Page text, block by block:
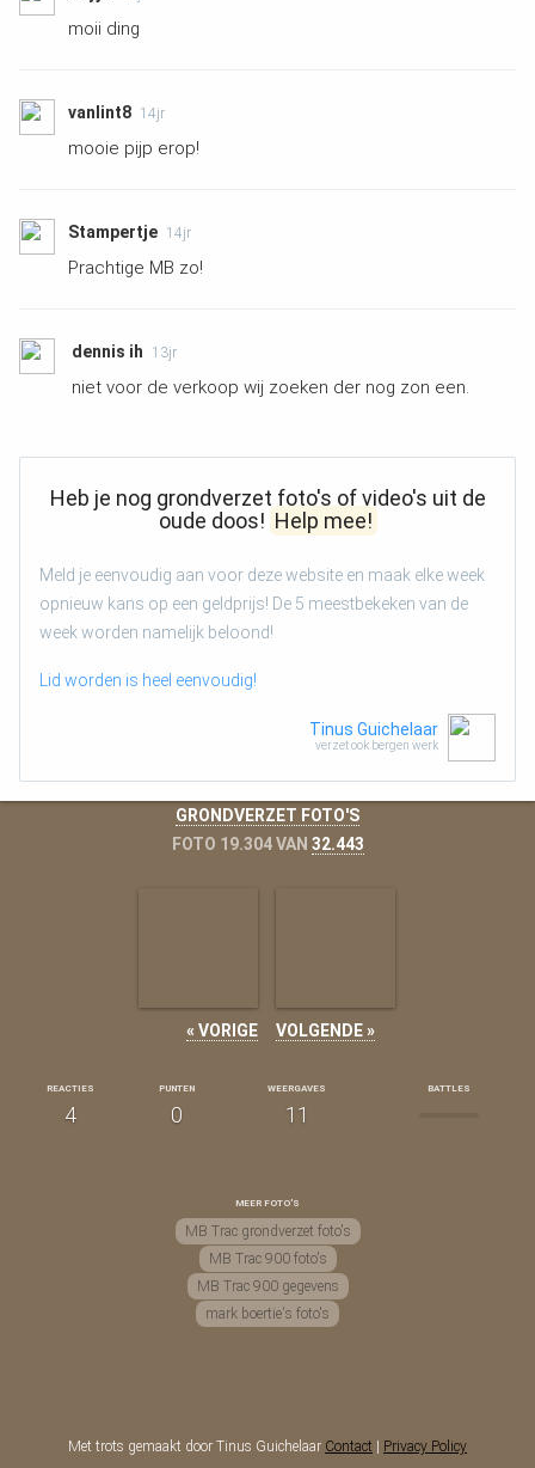
moii ding
vanlint8 14jr
mooie pijp erop!
Stampertje 14jr
Prachtige MB zo!
dennis ih 13jr
niet voor de verkoop wij zoeken der nog zon een.
Heb je nog grondverzet foto's of video's uit de
oude doos! Help mee!
Meld je eenvoudig aan voor deze website en maak elke week
opnieuw kans op een geldprijs! De 5 meestbekeken van de
week worden namelijk beloond!
Lid worden is heel eenvoudig!
Tinus Guichelaar
verzet ook bergen werk
GRONDVERZET FOTO'S
FOTO 19.304 VAN 32.443
« VORIGE VOLGENDE »
REACTIES
4
PUNTEN
0
WEERGAVES
11
BATTLES
MEER FOTO'S
MB Trac grondverzet foto's
MB Trac 900 foto's
MB Trac 900 gegevens
mark boertie's foto's
Met trots gemaakt door Tinus Guichelaar Contact Privacy Policy